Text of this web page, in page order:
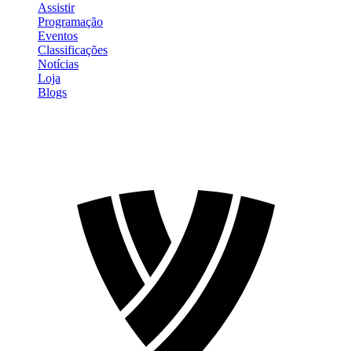
Assistir
Programação
Eventos
Classificações
Notícias
Loja
Blogs